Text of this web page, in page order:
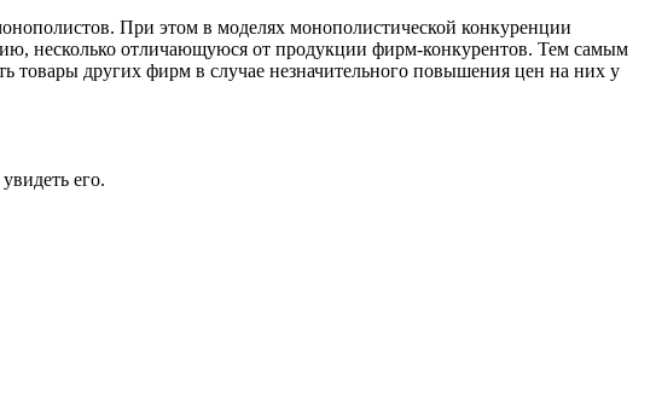
При этом в моделях монополистической конкуренции
несколько отличающуюся от продукции фирм-конкурентов. Тем самым
товары других фирм в случае незначительного повышения цен на них у
его.